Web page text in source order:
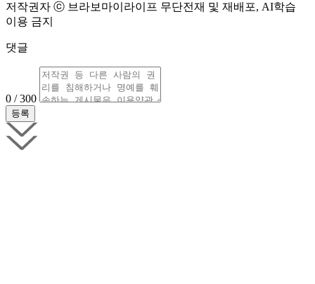
저작권자 ⓒ 브라보마이라이프 무단전재 및 재배포, AI학습
이용 금지
댓글
0 / 300